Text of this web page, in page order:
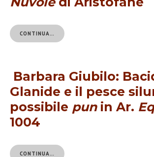
CONTINUA…
Barbara Giubilo:
Glanide e il pesce
possibile punin Ar.
1004
CONTINUA…